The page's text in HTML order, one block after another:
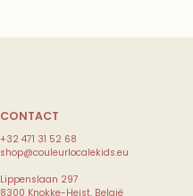
CONTACT
+32 471 31 52 68
shop@couleurlocalekids.eu
Lippenslaan 297
8300 Knokke-Heist, België